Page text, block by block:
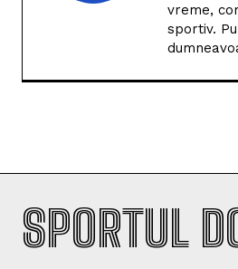
vreme,
sportiv.
SPORTUL